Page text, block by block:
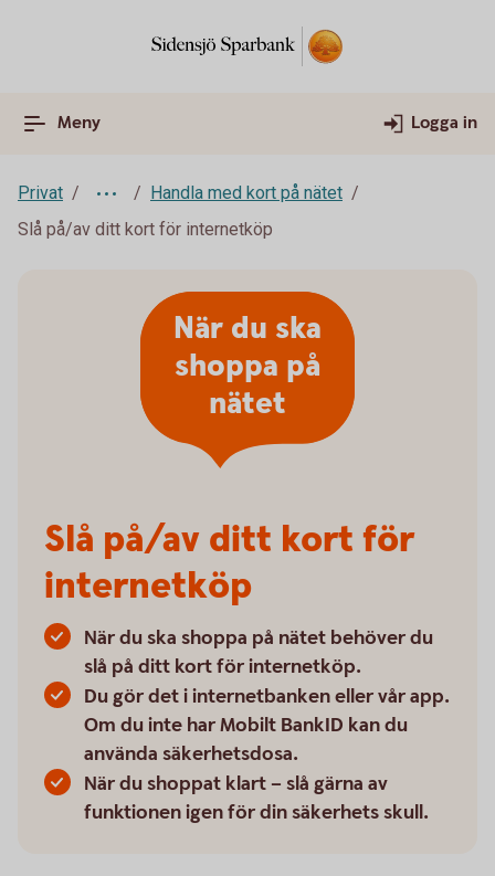
Meny Logga in
Privat
Handla med kort på nätet
Slå på/av ditt kort för internetköp
Slå på/av ditt kort för
internetköp
När du ska shoppa på nätet behöver du
slå på ditt kort för internetköp.
Du gör det i internetbanken eller vår app.
Om du inte har Mobilt BankID kan du
använda säkerhetsdosa.
När du shoppat klart – slå gärna av
funktionen igen för din säkerhets skull.
När du ska
shoppa på
nätet